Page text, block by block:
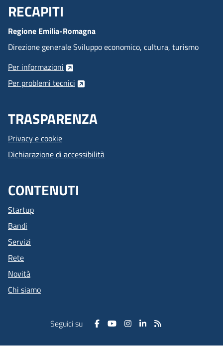
Menu Footer
RECAPITI
Regione Emilia-Romagna
Direzione generale Sviluppo economico, cultura, turismo
Per informazioni
Per problemi tecnici
TRASPARENZA
Privacy e cookie
Dichiarazione di accessibilità
CONTENUTI
Startup
Bandi
Servizi
Rete
Novità
Chi siamo
Seguici su